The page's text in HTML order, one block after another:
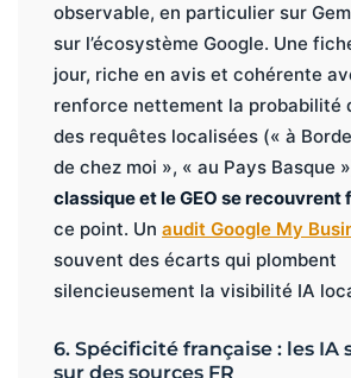
observable, en particulier sur
sur l’écosystème Google. Une
jour, riche en avis et cohérente
renforce nettement la probabilité
des requêtes localisées (« à
de chez moi », « au Pays Basque
classique et le GEO se
ce point. Un audit Google My
souvent des écarts qui plombent
silencieusement la visibilité IA
6. Spécificité française : les IA
sur des sources FR